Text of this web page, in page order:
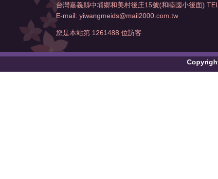
台灣嘉義縣中埔鄉和美村後庄15號(和睦國小後面)
E-mail: yiwangmeids@mail2000.com.tw
您是本站第 1261488 位訪客